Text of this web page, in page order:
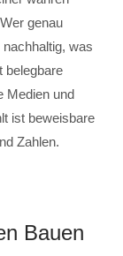
genau
was
belegbare
Medien und
ist beweisbare
Zahlen.
Bauen